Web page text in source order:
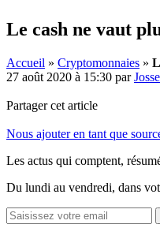
Le cash ne vaut
Accueil » Cryptomonnaies »
27 août 2020 à 15:30 par
Partager cet article
Nous ajouter en tant que
Les actus qui comptent,
Du lundi au vendredi, dans